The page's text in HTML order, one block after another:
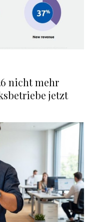
nicht mehr
jetzt